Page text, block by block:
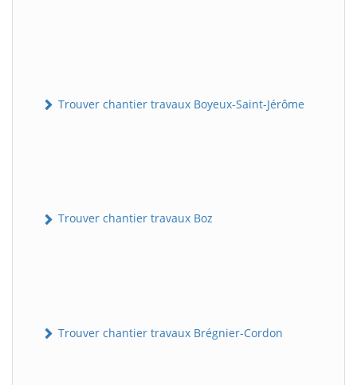
Trouver chantier travaux Boyeux-Saint-Jérôme
Trouver chantier travaux Boz
Trouver chantier travaux Brégnier-Cordon